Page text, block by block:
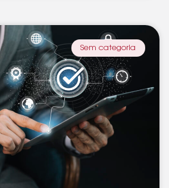
Sem categoria